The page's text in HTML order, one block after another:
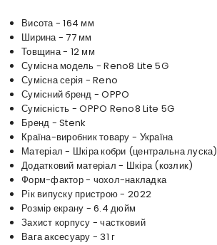
Висота - 164 мм
Ширина - 77 мм
Товщина - 12 мм
Сумісна модель - Reno8 Lite 5G
Сумісна серія - Reno
Сумісний бренд - OPPO
Сумісність - OPPO Reno8 Lite 5G
Бренд - Stenk
Країна-виробник товару - Україна
Матеріал - Шкіра кобри (центральна луска)
Додатковий матеріал - Шкіра (козлик)
Форм-фактор - чохол-накладка
Рік випуску пристрою - 2022
Розмір екрану - 6.4 дюйм
Захист корпусу - частковий
Вага аксесуару - 31 г